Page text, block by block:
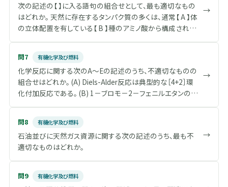
次の記述の【 】に入る語句の組合せとして、最も適切なもの
はどれか。 天然に存在するタンパク質の多くは、通常【 A 】体
の立体配置を有している【 B 】種のアミノ酸から構成されて
いる。こうしたタンパク質の特徴的な立体構造には、【 C 】構
が重要な役割を果たしている。これらはタンパク質の【 E 】構
造と呼ばれている。
→
問7 有機化学及び燃料
化学反応に関する次のA～Eの記述のうち、不適切なものの
組合せはどれか。 (A) Diels-Alder反応は典型的な［4+2］環
化付加反応である。 (B) 1－ブロモ－2－フェニルエタンの塩
基によるE2反応は、炭素－臭素結合の自発的開裂から始ま
であるが、酸触媒でも進行する。 (D) 一般にキラルなハロゲ
ン化アルキルを基質とするS N 2反応は、第三級ハロゲン化
アルキルよりも第二級の方が進行しやすく、ラセミ体の生成
物を与える。 (E) α, β－不飽和カルボニル化合物はMichael
付加反応の基質になりえる。
→
問8 有機化学及び燃料
石油並びに天然ガス資源に関する次の記述のうち、最も不
適切なものはどれか。
→
問9 有機化学及び燃料